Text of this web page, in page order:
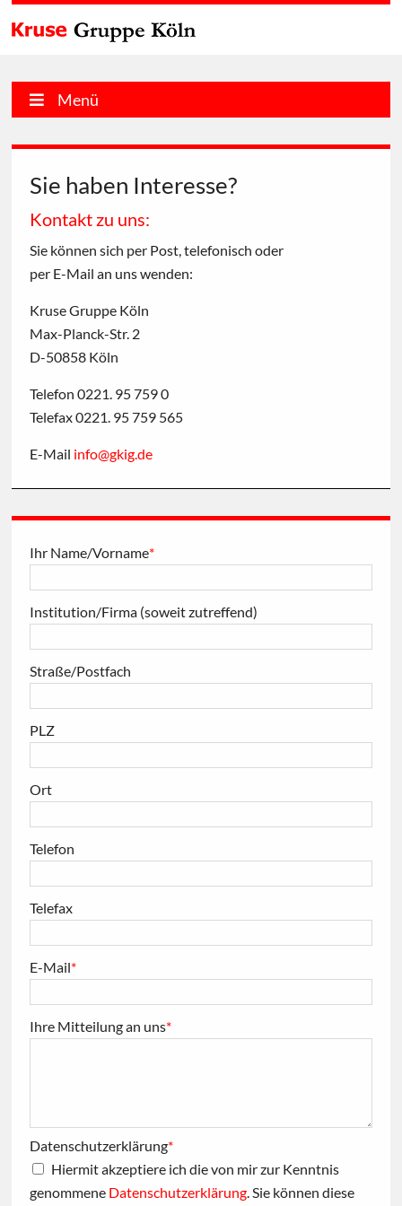
Menü
Sie haben Interesse?
Kontakt zu uns:
Sie können sich per Post, telefonisch oder
per E-Mail an uns wenden:
Kruse Gruppe Köln
Max-Planck-Str. 2
D-50858 Köln
Telefon 0221. 95 759 0
Telefax 0221. 95 759 565
E-Mail info@gkig.de
Ihr Name/Vorname*
Institution/Firma (soweit zutreffend)
Straße/Postfach
PLZ
Ort
Telefon
Telefax
E-Mail*
Ihre Mitteilung an uns*
Datenschutzerklärung*
genommene Datenschutzerklärung. Sie können diese